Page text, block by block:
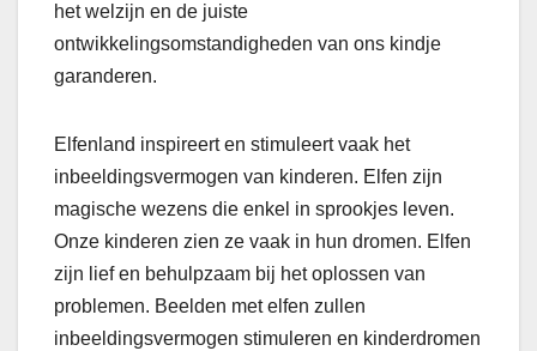
het welzijn en de juiste
ontwikkelingsomstandigheden van ons kindje
garanderen.
Elfenland inspireert en stimuleert vaak het
inbeeldingsvermogen van kinderen. Elfen zijn
magische wezens die enkel in sprookjes leven.
Onze kinderen zien ze vaak in hun dromen. Elfen
zijn lief en behulpzaam bij het oplossen van
problemen. Beelden met elfen zullen
inbeeldingsvermogen stimuleren en kinderdromen